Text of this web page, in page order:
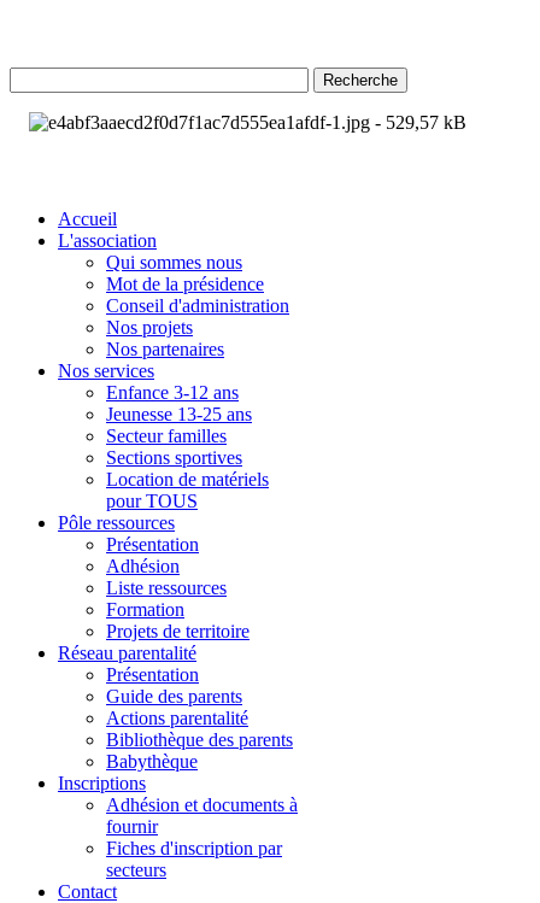
Recherche
Accueil
L'association
Qui sommes nous
Mot de la présidence
Conseil d'administration
Nos projets
Nos partenaires
Nos services
Enfance 3-12 ans
Jeunesse 13-25 ans
Secteur familles
Sections sportives
Location de matériels
pour TOUS
Pôle ressources
Présentation
Adhésion
Liste ressources
Formation
Projets de territoire
Réseau parentalité
Présentation
Guide des parents
Actions parentalité
Bibliothèque des parents
Babythèque
Inscriptions
Adhésion et documents à
fournir
Fiches d'inscription par
secteurs
Contact